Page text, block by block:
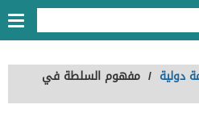
دولية / مفهوم السلطة في